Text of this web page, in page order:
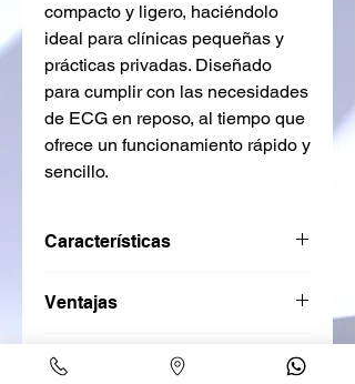
compacto y ligero, haciéndolo
ideal para clínicas pequeñas y
prácticas privadas. Diseñado
para cumplir con las necesidades
de ECG en reposo, al tiempo que
ofrece un funcionamiento rápido y
sencillo.
Características
resolución:
●
Trazado de ECG avanzado:
Filtrado
en línea y corrección automatizada
Ventajas
● Mediciones de QRS y ECG con
Beneficios